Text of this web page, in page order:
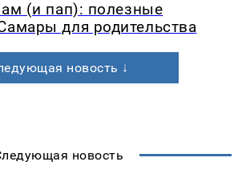
(и пап): полезные
для родительства
новость ↓
новость